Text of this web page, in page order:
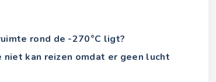
rond de -270°C ligt?
kan reizen omdat er geen lucht